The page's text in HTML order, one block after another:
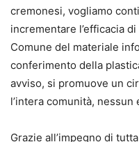
cremonesi, vogliamo
incrementare l’efficacia
Comune del materiale
conferimento della
avviso, si promuove un
l’intera comunità, nessun
Grazie all’impegno di